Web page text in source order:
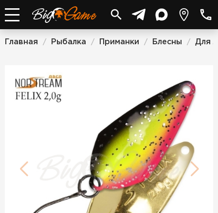
Главная / Рыбалка / Приманки / Блесны / Для